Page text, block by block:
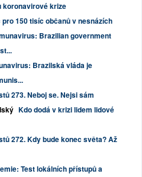
koronavirové krize
150 tisíc občanů v nesnázích
Brazilian government
Brazilská vláda je
273. Neboj se. Nejsi sám
Kdo dodá v krizi lidem lidové
272. Kdy bude konec světa? Až
Test lokálních přístupů a